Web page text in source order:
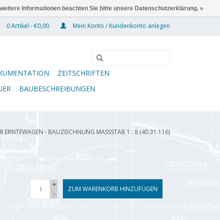
0 Artikel - €0,00 Mein Konto / Kundenkonto anlegen
ZEITSCHRIFTEN
BAUBESCHREIBUNGEN
ERNTEWAGEN - BAUZEICHNUNG MASSSTAB 1 : 8 (40.31.116)
+
-
ZUM WARENKORB HINZUFÜGEN
Informationen beachten Sie bitte unsere Datenschutzerklärung. »